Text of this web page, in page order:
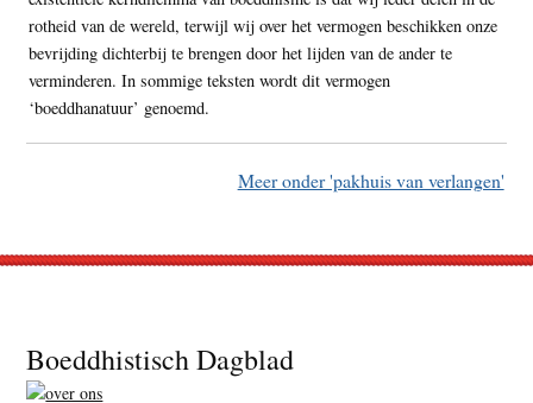
rotheid van de wereld, terwijl wij over het vermogen beschikken onze
bevrijding dichterbij te brengen door het lijden van de ander te
verminderen. In sommige teksten wordt dit vermogen
‘boeddhanatuur’ genoemd.
Meer onder 'pakhuis van verlangen'
Footer
Boeddhistisch Dagblad